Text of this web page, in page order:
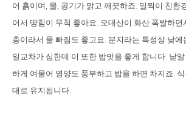
어 흙이며, 물, 공기가 맑고 깨끗하죠. 일찍이 친환
어서 땅힘이 무척 좋아요. 오대산이 화산 폭발하
층이라서 물 빠짐도 좋고요. 분지라는 특성상 낮에
일교차가 심한데 이 또한 밥맛을 좋게 합니다. 낟
하게 여물어 영양도 풍부하고 밥을 하면 차지죠.
대로 유지됩니다.